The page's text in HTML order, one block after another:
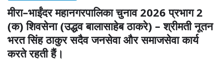
मीरा–भाईंदर महानगरपालिका चुनाव 2026 प्रभाग 2
(क) शिवसेना (उद्धव बालासाहेब ठाकरे) – श्रीमती नूतन
भरत सिंह ठाकुर सदैव जनसेवा और समाजसेवा कार्य
करते रहती हैं।